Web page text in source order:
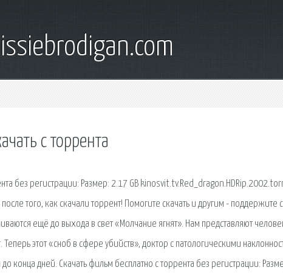
с торрента
без регистрации: Размер: 2.17 GB
после того, как скачали торрент! Помогите скачать и другим -
ещё до выхода в свет «Молчание ягнят». Нам представляют
Теперь этот «сноб в сфере убийств», доктор с патологическими
конца дней. Скачать фильм бесплатно с торрента без регистрации: